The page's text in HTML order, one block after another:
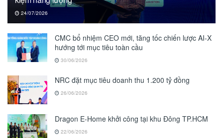
24/07/2026
CMC bổ nhiệm CEO mới, tăng tốc chiến lược AI-X
hướng tới mục tiêu toàn cầu
30/06/2026
NRC đặt mục tiêu doanh thu 1.200 tỷ đồng
26/06/2026
Dragon E-Home khởi công tại khu Đông TP.HCM
22/06/2026